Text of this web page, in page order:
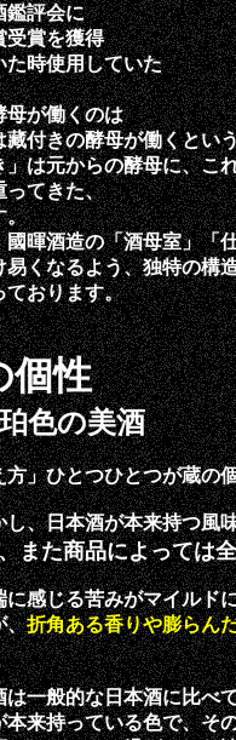
鑑評会に
受賞を獲得
た時使用していた
が働くのは
藏付きの酵母が働くとい
は元からの酵母に、こ
ってきた、
。
暉酒造の「酒母室」「
くなるよう、独特の構
ております。
個性
色の美酒
」ひとつひとつが蔵の
、日本酒が本来持つ風
また商品によっては
感じる苦みがマイルド
、折角ある香りや膨らん
一般的な日本酒に比べ
来持っている色で、そ